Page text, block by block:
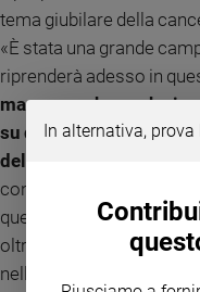
tema giubilare della
«È stata una grande
riprenderà adesso in
ma penso che anche in
su questo tema,
del debito.
Siamo
con il debito che non
queste nazioni. Adesso
oltre a quello
nelle condizioni di
In alternativa,